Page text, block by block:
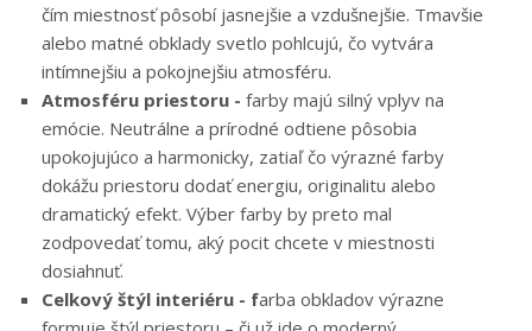
čím miestnosť pôsobí jasnejšie a vzdušnejšie. Tmavšie
alebo matné obklady svetlo pohlcujú, čo vytvára
intímnejšiu a pokojnejšiu atmosféru.
Atmosféru priestoru - farby majú silný vplyv na
emócie. Neutrálne a prírodné odtiene pôsobia
upokojujúco a harmonicky, zatiaľ čo výrazné farby
dokážu priestoru dodať energiu, originalitu alebo
dramatický efekt. Výber farby by preto mal
zodpovedať tomu, aký pocit chcete v miestnosti
dosiahnuť.
Celkový štýl interiéru - farba obkladov výrazne